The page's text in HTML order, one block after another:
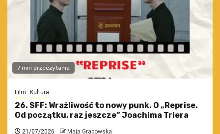
7 min przeczytania
Film Kultura
26. SFF: Wrażliwość to nowy punk. O „Reprise.
Od początku, raz jeszcze” Joachima Triera
21/07/2026 Maja Grabowska